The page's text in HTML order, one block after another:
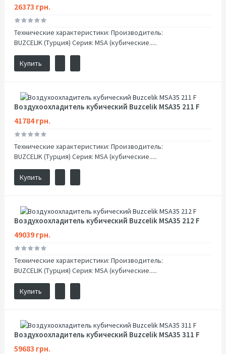
26373 грн.
Технические характеристики: Производитель:
BUZCELIK (Турция) Серия: MSA (кубические.....
Купить
Воздухоохладитель кубический Buzcelik MSA35 211 F
41784 грн.
Технические характеристики: Производитель:
BUZCELIK (Турция) Серия: MSA (кубические.....
Купить
Воздухоохладитель кубический Buzcelik MSA35 212 F
49039 грн.
Технические характеристики: Производитель:
BUZCELIK (Турция) Серия: MSA (кубические.....
Купить
Воздухоохладитель кубический Buzcelik MSA35 311 F
59683 грн.